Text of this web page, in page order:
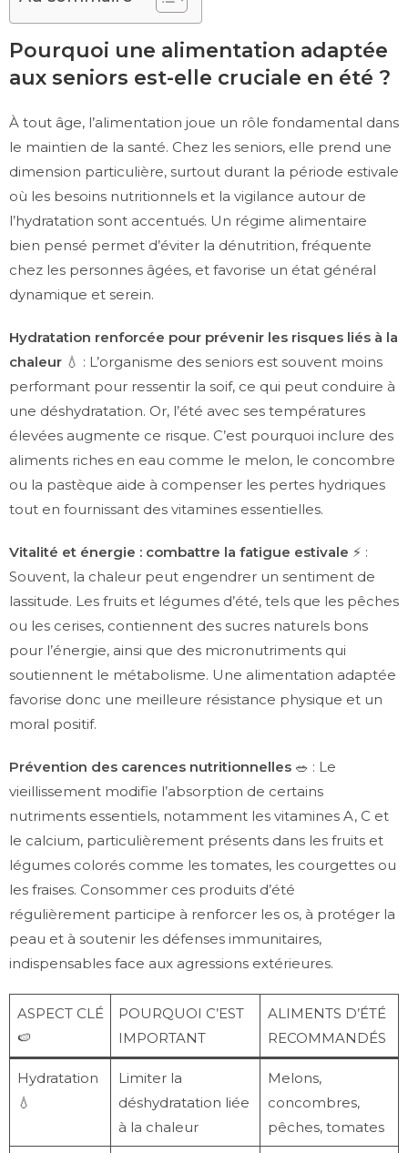
Pourquoi une alimentation adaptée
aux seniors est-elle cruciale en été ?
À tout âge, l’alimentation joue un rôle fondamental dans
le maintien de la santé. Chez les seniors, elle prend une
dimension particulière, surtout durant la période estivale
où les besoins nutritionnels et la vigilance autour de
l’hydratation sont accentués. Un régime alimentaire
bien pensé permet d’éviter la dénutrition, fréquente
chez les personnes âgées, et favorise un état général
dynamique et serein.
Hydratation renforcée pour prévenir les risques liés à la
chaleur 💧 : L’organisme des seniors est souvent moins
performant pour ressentir la soif, ce qui peut conduire à
une déshydratation. Or, l’été avec ses températures
élevées augmente ce risque. C’est pourquoi inclure des
aliments riches en eau comme le melon, le concombre
ou la pastèque aide à compenser les pertes hydriques
tout en fournissant des vitamines essentielles.
Vitalité et énergie : combattre la fatigue estivale ⚡ :
Souvent, la chaleur peut engendrer un sentiment de
lassitude. Les fruits et légumes d’été, tels que les pêches
ou les cerises, contiennent des sucres naturels bons
pour l’énergie, ainsi que des micronutriments qui
soutiennent le métabolisme. Une alimentation adaptée
favorise donc une meilleure résistance physique et un
moral positif.
Prévention des carences nutritionnelles 🥗 : Le
vieillissement modifie l’absorption de certains
nutriments essentiels, notamment les vitamines A, C et
le calcium, particulièrement présents dans les fruits et
légumes colorés comme les tomates, les courgettes ou
les fraises. Consommer ces produits d’été
régulièrement participe à renforcer les os, à protéger la
peau et à soutenir les défenses immunitaires,
indispensables face aux agressions extérieures.
ASPECT CLÉ
🍉
POURQUOI C’EST
IMPORTANT
ALIMENTS D’ÉTÉ
RECOMMANDÉS
Hydratation
💧
Limiter la
déshydratation liée
à la chaleur
Melons,
concombres,
pêches, tomates